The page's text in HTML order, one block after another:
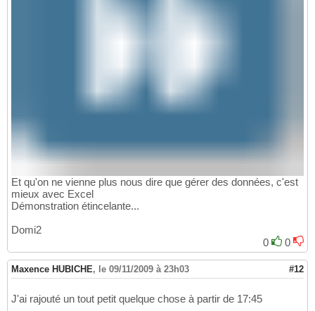
Et qu'on ne vienne plus nous dire que gérer des données, c'est
mieux avec Excel
Démonstration étincelante...
Domi2
0
0
Maxence HUBICHE, le 09/11/2009 à 23h03 #12
J'ai rajouté un tout petit quelque chose à partir de 17:45